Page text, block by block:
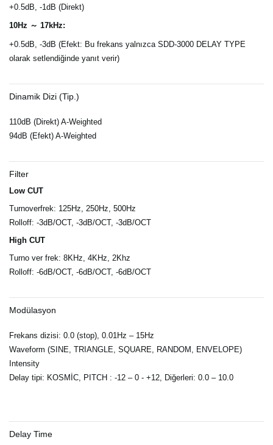
+0.5dB, -1dB (Direkt)
10Hz ～ 17kHz:
+0.5dB, -3dB (Efekt: Bu frekans yalnızca SDD-3000 DELAY TYPE
olarak setlendiğinde yanıt verir)
Dinamik Dizi (Tip.)
110dB (Direkt) A-Weighted
94dB (Efekt) A-Weighted
Filter
Low CUT
Turnoverfrek: 125Hz, 250Hz, 500Hz
Rolloff: -3dB/OCT, -3dB/OCT, -3dB/OCT
High CUT
Turno ver frek: 8KHz, 4KHz, 2Khz
Rolloff: -6dB/OCT, -6dB/OCT, -6dB/OCT
Modülasyon
Frekans dizisi: 0.0 (stop), 0.01Hz – 15Hz
Waveform (SINE, TRIANGLE, SQUARE, RANDOM, ENVELOPE)
Intensity
Delay tipi: KOSMİC, PITCH : -12 – 0 - +12, Diğerleri: 0.0 – 10.0
Delay Time